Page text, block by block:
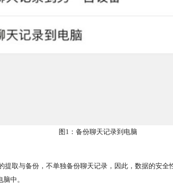
图1：备份聊天记录到电脑
取与备份，不单独备份聊天记录，因此，数据的安全
中。